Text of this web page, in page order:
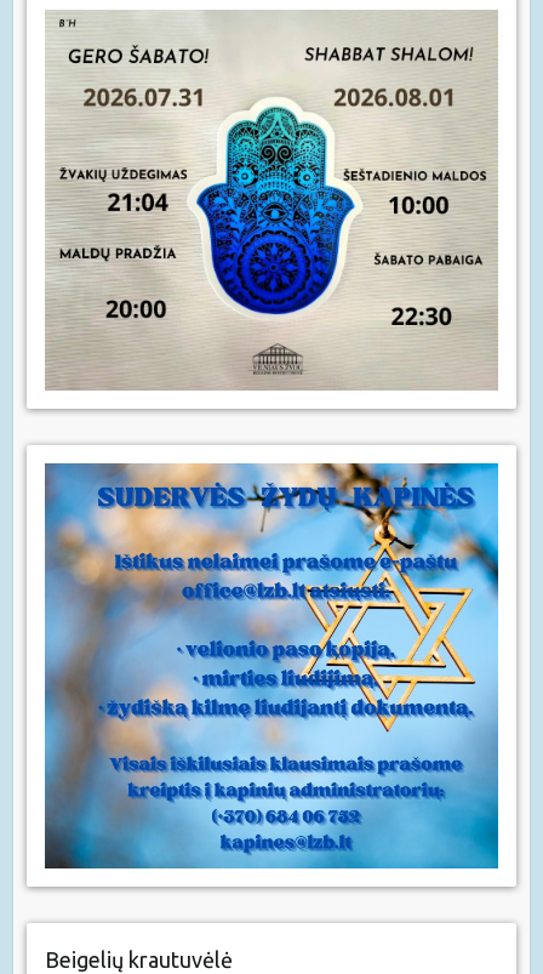
Beigelių krautuvėlė